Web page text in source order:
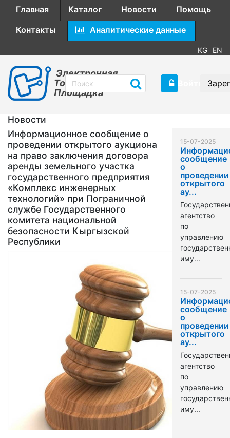
Главная Каталог Новости
Помощь
Контакты
Аналитические данные
KG EN
Электронная
Торговая
Площадка
Новости
Информационное сообщение о
проведении открытого аукциона
на право заключения договора
аренды земельного участка
государственного предприятия
«Комплекс инженерных
технологий» при Пограничной
службе Государственного
комитета национальной
безопасности Кыргызской
Республики
15-07-2025
сообщение
о
проведении
открытого
ау...
агентство
по
управлению
иму...
15-07-2025
сообщение
о
проведении
открытого
ау...
агентство
по
управлению
иму...